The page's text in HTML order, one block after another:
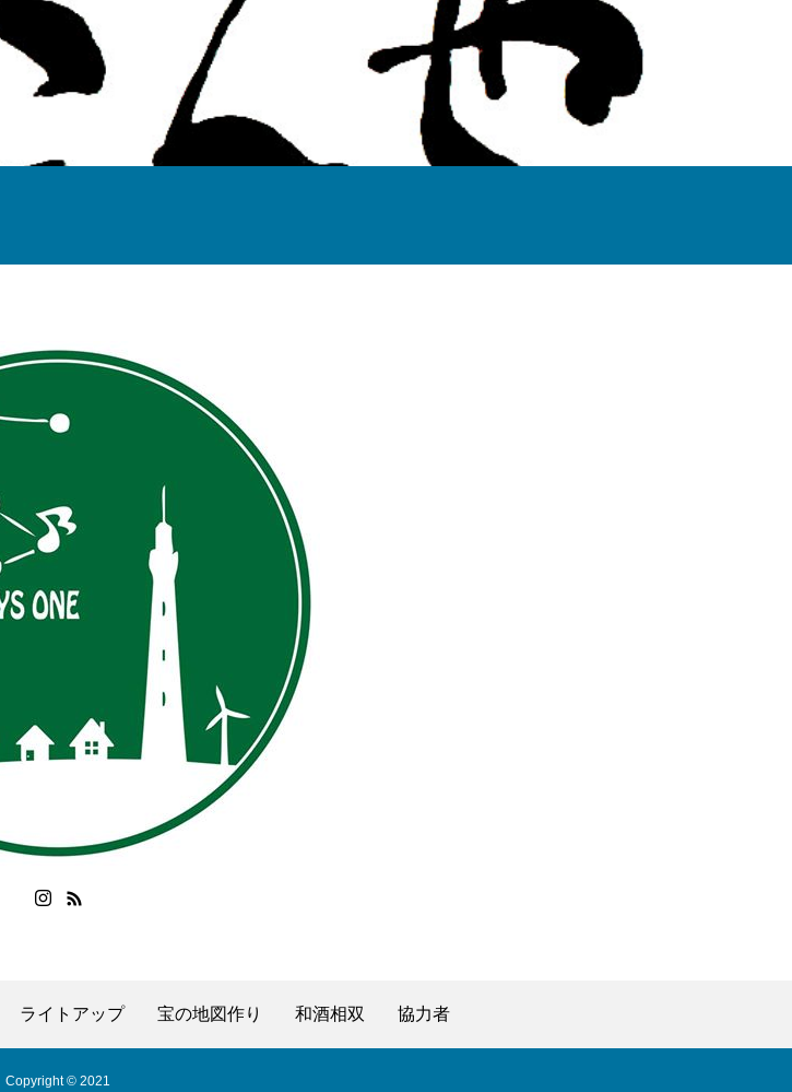
ライトアップ 宝の地図作り 和酒相双 協力者
Copyright © 2021